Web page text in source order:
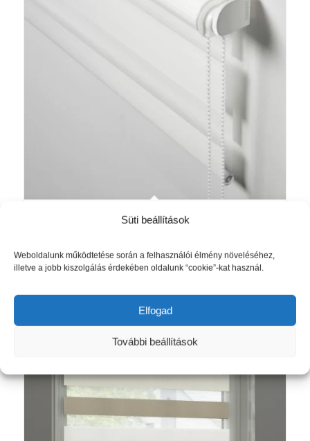
Süti beállítások
Weboldalunk működtetése során a felhasználói élmény növeléséhez,
illetve a jobb kiszolgálás érdekében oldalunk “cookie”-kat használ.
Elfogad
További beállítások
EasyFix tartóprofilos sávroló fehér
5 540Ft – 9 975FtÁrtartomány:
5